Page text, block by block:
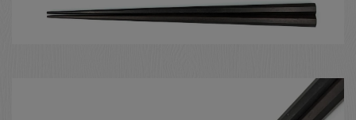
銀座夏野・箸長について